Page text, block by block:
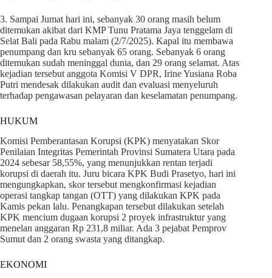
3. Sampai Jumat hari ini, sebanyak 30 orang masih belum
ditemukan akibat dari KMP Tunu Pratama Jaya tenggelam di
Selat Bali pada Rabu malam (2/7/2025). Kapal itu membawa
penumpang dan kru sebanyak 65 orang. Sebanyak 6 orang
ditemukan sudah meninggal dunia, dan 29 orang selamat. Atas
kejadian tersebut anggota Komisi V DPR, Irine Yusiana Roba
Putri mendesak dilakukan audit dan evaluasi menyeluruh
terhadap pengawasan pelayaran dan keselamatan penumpang.
HUKUM
Komisi Pemberantasan Korupsi (KPK) menyatakan Skor
Penilaian Integritas Pemerintah Provinsi Sumatera Utara pada
2024 sebesar 58,55%, yang menunjukkan rentan terjadi
korupsi di daerah itu. Juru bicara KPK Budi Prasetyo, hari ini
mengungkapkan, skor tersebut mengkonfirmasi kejadian
operasi tangkap tangan (OTT) yang dilakukan KPK pada
Kamis pekan lalu. Penangkapan tersebut dilakukan setelah
KPK mencium dugaan korupsi 2 proyek infrastruktur yang
menelan anggaran Rp 231,8 miliar. Ada 3 pejabat Pemprov
Sumut dan 2 orang swasta yang ditangkap.
EKONOMI